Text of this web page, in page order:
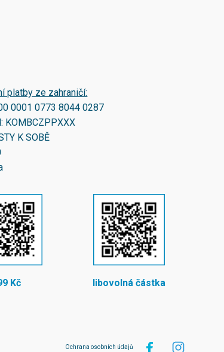
platby ze zahraničí:
0001 0773 8044 0287
KOMBCZPPXXX
K SOBĚ
Kč libovolná částka
Ochrana osobních údajů